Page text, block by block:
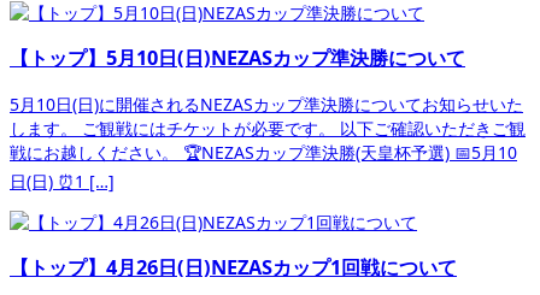
【トップ】5月10日(日)NEZASカップ準決勝について
5月10日(日)に開催されるNEZASカップ準決勝についてお知らせいた
します。 ご観戦にはチケットが必要です。 以下ご確認いただきご観
戦にお越しください。 🏆NEZASカップ準決勝(天皇杯予選) 📅5月10
日(日) ⏰1 […]
【トップ】4月26日(日)NEZASカップ1回戦について